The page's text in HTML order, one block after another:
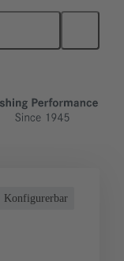
Konfigurerbar